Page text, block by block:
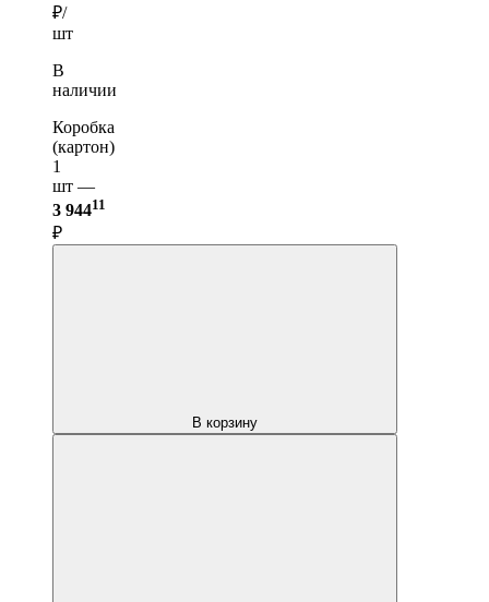
₽/
шт
В
наличии
Коробка
(картон)
1
шт —
3 94411
₽
В корзину